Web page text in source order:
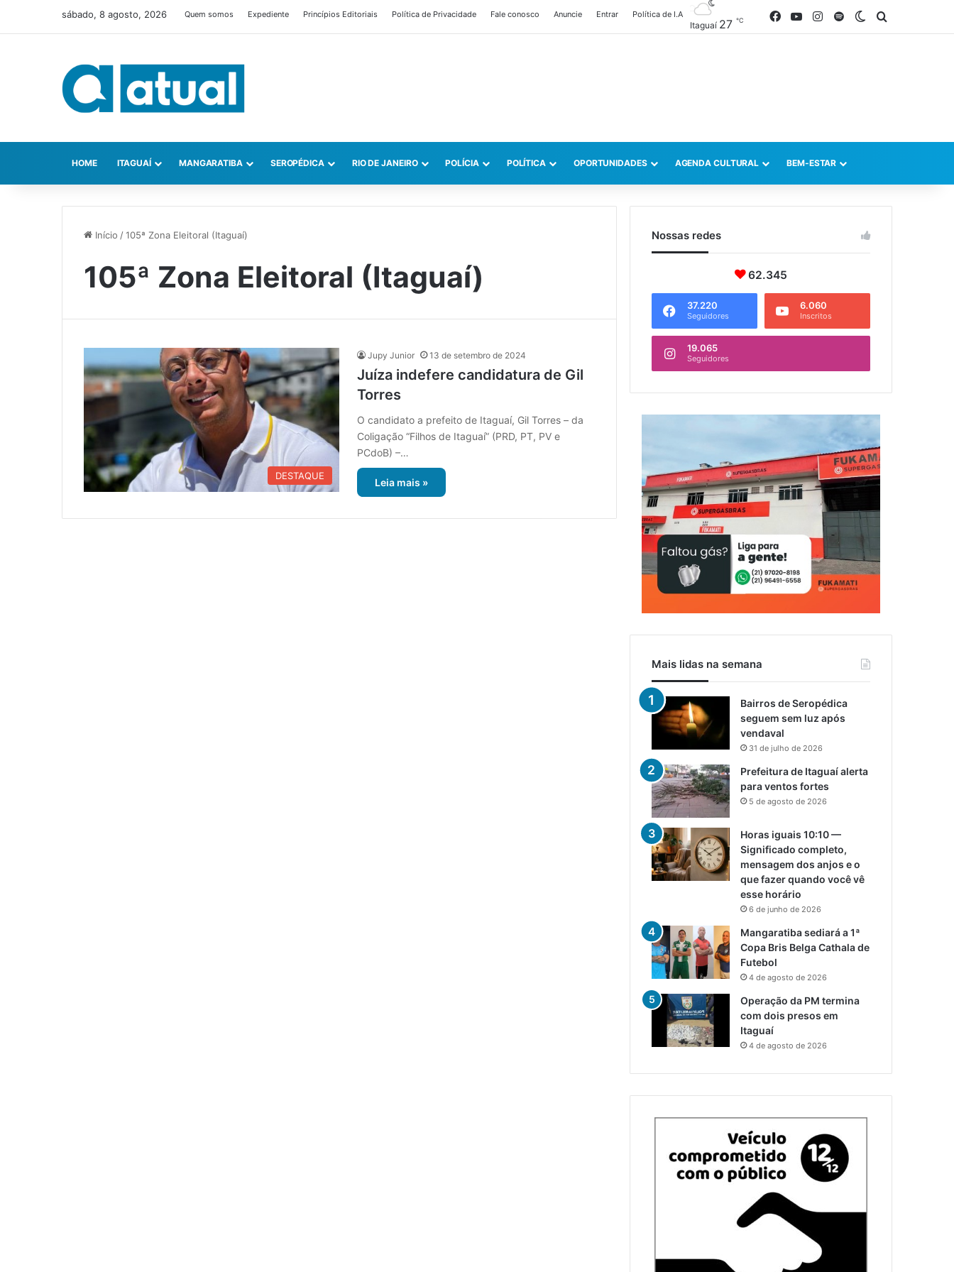
sábado, 8 agosto, 2026 Quem somos Expediente Princípios Editoriais Política de Privacidade Fale conosco Anuncie Entrar Política de I.A
Itaguaí 27 ℃ FacebookYouTubeInstagram
SpotifySwitch skin
HOME ITAGUAÍ MANGARATIBA SEROPÉDICA RIO DE JANEIRO POLÍCIA POLÍTICA OPORTUNIDADES AGENDA CULTURAL BEM-ESTAR
Início /105ª Zona Eleitoral (Itaguaí)
105ª Zona Eleitoral (Itaguaí)
DESTAQUE
Jupy Junior 13 de setembro de 2024
Juíza indefere candidatura de Gil
Torres
O candidato a prefeito de Itaguaí, Gil Torres – da
Coligação “Filhos de Itaguaí” (PRD, PT, PV e
PCdoB) –…
Leia mais »
Nossas redes
62.345
37.220
Seguidores
6.060
Inscritos
19.065
Seguidores
Mais lidas na semana
Bairros de Seropédica
seguem sem luz após
vendaval
31 de julho de 2026
Prefeitura de Itaguaí alerta
para ventos fortes
5 de agosto de 2026
Horas iguais 10:10 —
Significado completo,
mensagem dos anjos e o
que fazer quando você vê
esse horário
6 de junho de 2026
Mangaratiba sediará a 1ª
Copa Bris Belga Cathala de
Futebol
4 de agosto de 2026
Operação da PM termina
com dois presos em
Itaguaí
4 de agosto de 2026